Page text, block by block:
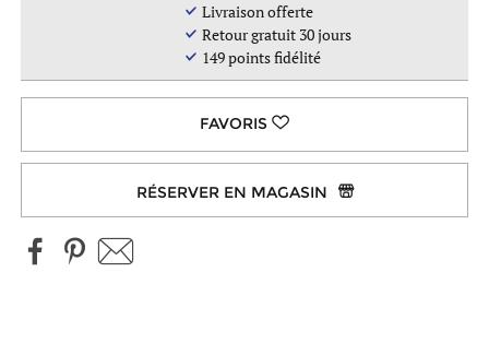
Livraison offerte
Retour gratuit 30 jours
149points fidélité
RÉSERVER EN MAGASIN